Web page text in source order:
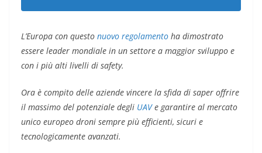
L’Europa con questo nuovo regolamento ha dimostrato
essere leader mondiale in un settore a maggior sviluppo e
con i più alti livelli di safety.
Ora è compito delle aziende vincere la sfida di saper offrire
il massimo del potenziale degli UAVe garantire al mercato
unico europeo droni sempre più efficienti, sicuri e
tecnologicamente avanzati.